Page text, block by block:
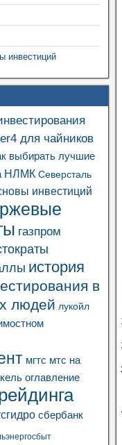
инвестиций
для чайников
выбирать лучшие
НЛМК Северсталь
инвестиций
газпром
история
в
людей лукойл
мгтс мтс на
оглавление
сбербанк